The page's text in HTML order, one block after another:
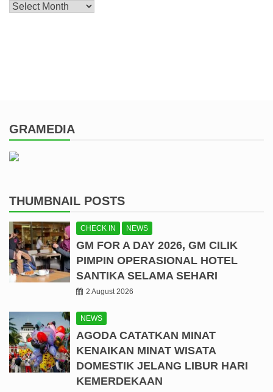
Archive
GRAMEDIA
THUMBNAIL POSTS
CHECK IN NEWS
GM FOR A DAY 2026, GM CILIK
PIMPIN OPERASIONAL HOTEL
SANTIKA SELAMA SEHARI
2 August 2026
NEWS
AGODA CATATKAN MINAT
KENAIKAN MINAT WISATA
DOMESTIK JELANG LIBUR HARI
KEMERDEKAAN